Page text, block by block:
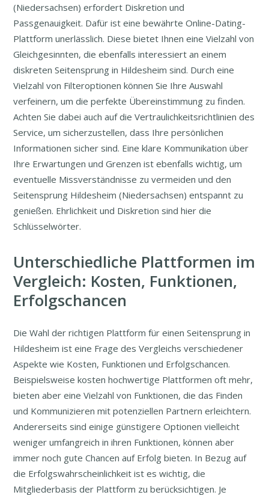
(Niedersachsen) erfordert Diskretion und
Passgenauigkeit. Dafür ist eine bewährte Online-Dating-
Plattform unerlässlich. Diese bietet Ihnen eine Vielzahl von
Gleichgesinnten, die ebenfalls interessiert an einem
diskreten Seitensprung in Hildesheim sind. Durch eine
Vielzahl von Filteroptionen können Sie Ihre Auswahl
verfeinern, um die perfekte Übereinstimmung zu finden.
Achten Sie dabei auch auf die Vertraulichkeitsrichtlinien des
Service, um sicherzustellen, dass Ihre persönlichen
Informationen sicher sind. Eine klare Kommunikation über
Ihre Erwartungen und Grenzen ist ebenfalls wichtig, um
eventuelle Missverständnisse zu vermeiden und den
Seitensprung Hildesheim (Niedersachsen) entspannt zu
genießen. Ehrlichkeit und Diskretion sind hier die
Schlüsselwörter.
Unterschiedliche Plattformen im
Vergleich: Kosten, Funktionen,
Erfolgschancen
Die Wahl der richtigen Plattform für einen Seitensprung in
Hildesheim ist eine Frage des Vergleichs verschiedener
Aspekte wie Kosten, Funktionen und Erfolgschancen.
Beispielsweise kosten hochwertige Plattformen oft mehr,
bieten aber eine Vielzahl von Funktionen, die das Finden
und Kommunizieren mit potenziellen Partnern erleichtern.
Andererseits sind einige günstigere Optionen vielleicht
weniger umfangreich in ihren Funktionen, können aber
immer noch gute Chancen auf Erfolg bieten. In Bezug auf
die Erfolgswahrscheinlichkeit ist es wichtig, die
Mitgliederbasis der Plattform zu berücksichtigen. Je